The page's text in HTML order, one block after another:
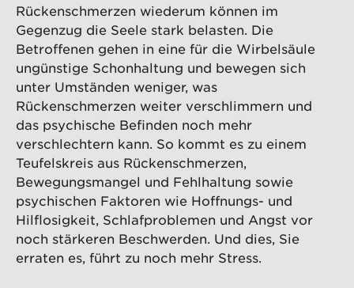
Rückenschmerzen wiederum können im
Gegenzug die Seele stark belasten. Die
Betroffenen gehen in eine für die Wirbelsäule
ungünstige Schonhaltung und bewegen sich
unter Umständen weniger, was
Rückenschmerzen weiter verschlimmern und
das psychische Befinden noch mehr
verschlechtern kann. So kommt es zu einem
Teufelskreis aus Rückenschmerzen,
Bewegungsmangel und Fehlhaltung sowie
psychischen Faktoren wie Hoffnungs- und
Hilflosigkeit, Schlafproblemen und Angst vor
noch stärkeren Beschwerden. Und dies, Sie
erraten es, führt zu noch mehr Stress.